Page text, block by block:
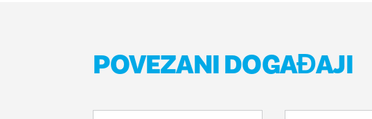
POVEZANI DOGAĐAJI